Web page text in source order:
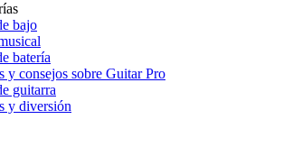
bajo
batería
y consejos sobre Guitar Pro
guitarra
y diversión